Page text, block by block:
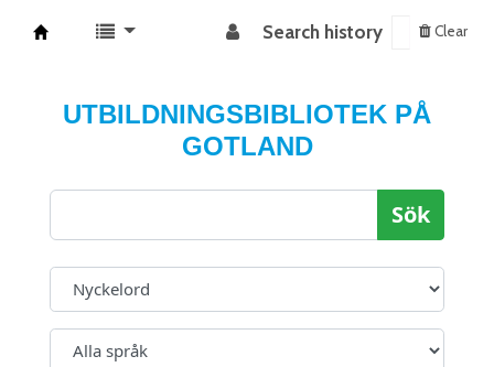
Search history Clear
UTBILDNINGSBIBLIOTEK PÅ
GOTLAND
Sök